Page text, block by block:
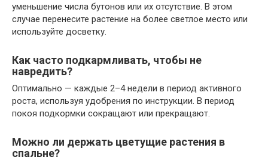
уменьшение числа бутонов или их отсутствие. В этом
случае перенесите растение на более светлое место или
используйте досветку.
Как часто подкармливать, чтобы не
навредить?
Оптимально — каждые 2–4 недели в период активного
роста, используя удобрения по инструкции. В период
покоя подкормки сокращают или прекращают.
Можно ли держать цветущие растения в
спальне?